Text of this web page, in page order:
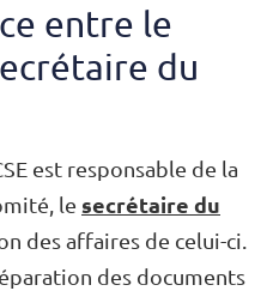
entre le
du
est responsable de la
le secrétaire du
des affaires de celui-ci.
des documents